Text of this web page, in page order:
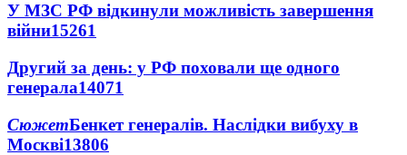
У МЗС РФ відкинули можливість завершення
війни15261
Другий за день: у РФ поховали ще одного
генерала14071
СюжетБенкет генералів. Наслідки вибуху в
Москві13806